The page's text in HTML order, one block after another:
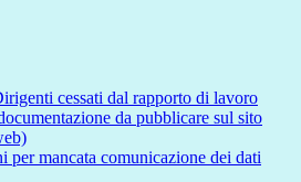
cessati dal rapporto di lavoro
da pubblicare sul sito
per mancata comunicazione dei dati